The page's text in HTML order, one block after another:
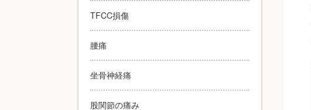
TFCC損傷
腰痛
坐骨神経痛
股関節の痛み